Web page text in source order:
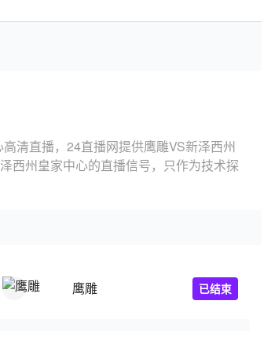
清直播，24直播网提供鹰雕VS新泽西州
西州皇家中心的直播信号，只作为技术探
鹰雕 已结束